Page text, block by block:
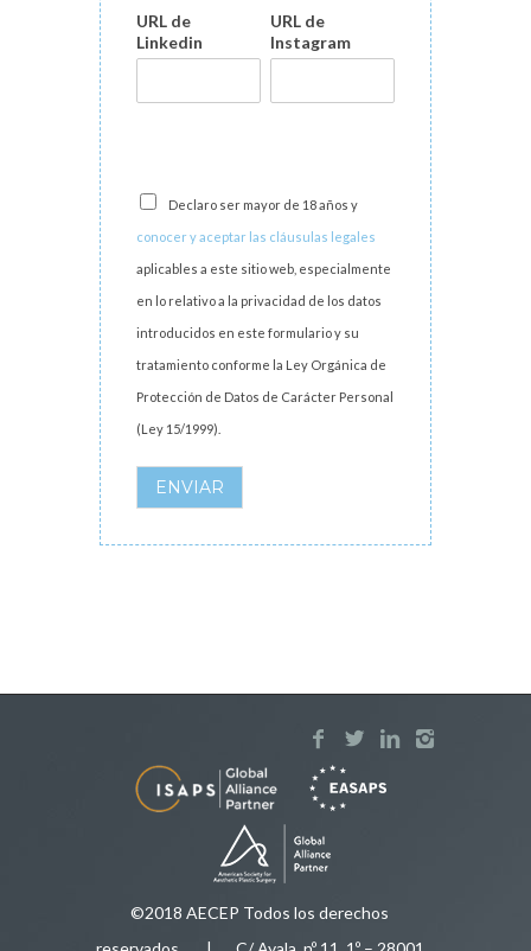
URL de
Linkedin
URL de
Instagram
Declaro ser mayor de 18 años y
conocer y aceptar las cláusulas legales
aplicables a este sitio web, especialmente
en lo relativo a la privacidad de los datos
introducidos en este formulario y su
tratamiento conforme la Ley Orgánica de
Protección de Datos de Carácter Personal
(Ley 15/1999).
ENVIAR
©2018 AECEP Todos los derechos